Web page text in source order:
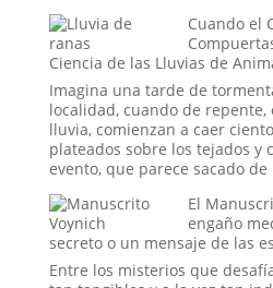
Poder
y
la
del
Orden
Global
en
Era
Trump
Cuando el
Ciencia de las Lluvias de
Imagina una tarde de
localidad, cuando de
lluvia, comienzan a caer
plateados sobre los tejados y
evento, que parece sacado
El
engaño
secreto o un mensaje de las
Entre los misterios que